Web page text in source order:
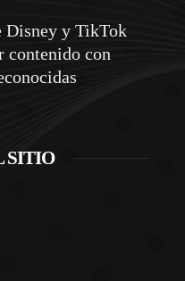
Disney y TikTok
contenido con
SITIO